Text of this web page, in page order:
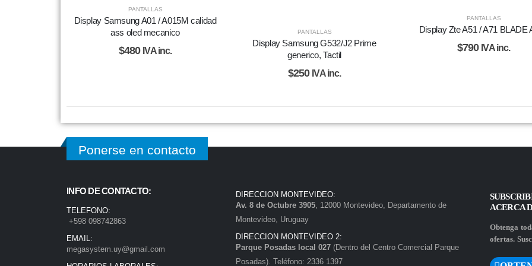
PANTALLAS
Display Samsung A01 / A015M calidad
ass oled mecanico
$480 IVA inc.
PANTALLAS
Display Samsung G532/J2 Prime
generico, Tactil
$250 IVA inc.
PANTALLAS
Display Zte A51 / A71 BLADE
$790 IVA inc.
Ponerse en contacto
INFO DE CONTACTO:
TELEFONO:
+598 098742863
EMAIL:
megasystem.uy@gmail.com
DIRECCION MONTEVIDEO:
Av. 8 de Octubre 3905 , 12000 Montevideo, Departamento de
Montevideo, Uruguay
DIRECCION MONTEVIDEO 2:
Parque Posadas local 027 (Dentro del Centro Comercial Parque
Posadas). Teléfono: 2336 1397
ACERCA
Obtenga
ofertas.